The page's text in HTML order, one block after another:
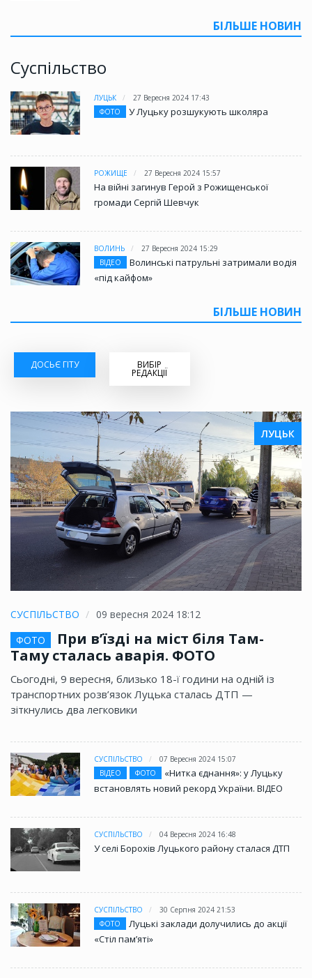
БІЛЬШЕ НОВИН
Суспільство
ЛУЦЬК
27 Вересня 2024 17:43
ФОТО
У Луцьку розшукують школяра
РОЖИЩЕ 27 Вересня 2024 15:57
На війні загинув Герой з Рожищенської
громади Сергій Шевчук
ВОЛИНЬ
27 Вересня 2024 15:29
ВІДЕО
Волинські патрульні затримали водія
«під кайфом»
БІЛЬШЕ НОВИН
ДОСЬЄ ГІТУ ВИБІР
РЕДАКЦІЇ
ЛУЦЬК
СУСПІЛЬСТВО
09 вересня 2024 18:12
ФОТО
При в’їзді на міст біля Там-
Таму сталась аварія. ФОТО
Сьогодні, 9 вересня, близько 18-ї години на одній із
транспортних розв’язок Луцька сталась ДТП —
зіткнулись два легковики
СУСПІЛЬСТВО
07 Вересня 2024 15:07
ВІДЕО
ФОТО
«Нитка єднання»: у Луцьку
встановлять новий рекорд України. ВІДЕО
СУСПІЛЬСТВО 04 Вересня 2024 16:48
У селі Борохів Луцького району сталася ДТП
СУСПІЛЬСТВО
30 Серпня 2024 21:53
ФОТО
Луцькі заклади долучились до акції
«Стіл памʼяті»